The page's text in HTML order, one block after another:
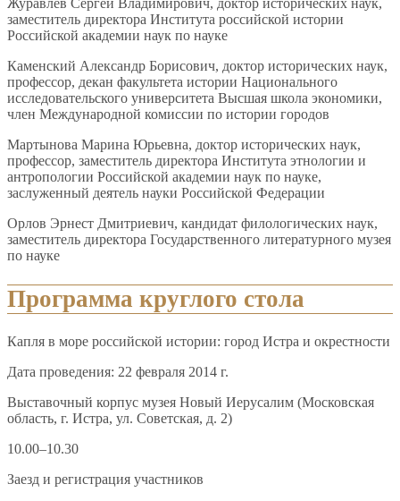
Журавлев Сергей Владимирович, доктор исторических наук,
заместитель директора Института российской истории
Российской академии наук по науке
Каменский Александр Борисович, доктор исторических наук,
профессор, декан факультета истории Национального
исследовательского университета Высшая школа экономики,
член Международной комиссии по истории городов
Мартынова Марина Юрьевна, доктор исторических наук,
профессор, заместитель директора Института этнологии и
антропологии Российской академии наук по науке,
заслуженный деятель науки Российской Федерации
Орлов Эрнест Дмитриевич, кандидат филологических наук,
заместитель директора Государственного литературного музея
по науке
Программа круглого стола
Капля в море российской истории: город Истра и окрестности
Дата проведения: 22 февраля 2014 г.
­Выставочный корпус музея Новый Иерусалим (Московская
область, г. Истра, ул. Советская, д. 2)
10.00–10.30
Заезд и регистрация участников